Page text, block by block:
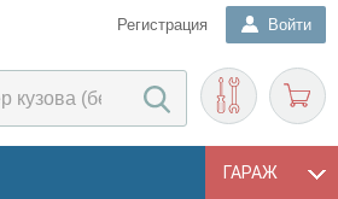
Регистрация Войти
ГАРАЖ